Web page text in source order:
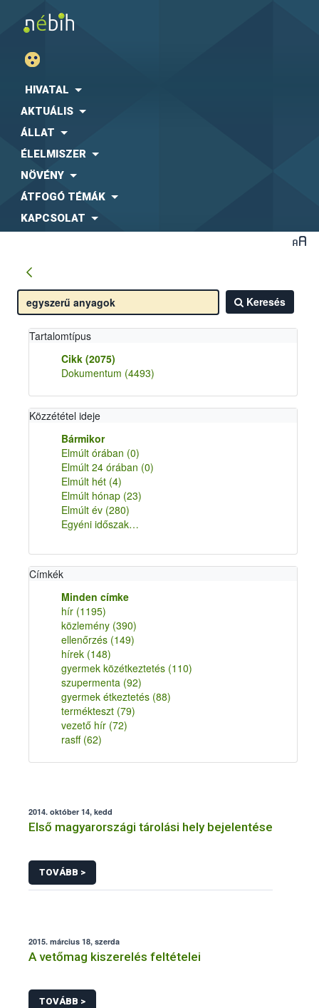
HIVATAL
AKTUÁLIS
ÁLLAT
ÉLELMISZER
NÖVÉNY
ÁTFOGÓ TÉMÁK
KAPCSOLAT
Keresés
Tartalomtípus
Cikk (2075)
Dokumentum (4493)
Közzététel ideje
Bármikor
Elmúlt órában (0)
Elmúlt 24 órában (0)
Elmúlt hét (4)
Elmúlt hónap (23)
Elmúlt év (280)
Egyéni időszak…
Címkék
Minden címke
hír (1195)
közlemény (390)
ellenőrzés (149)
hírek (148)
gyermek közétkeztetés (110)
szupermenta (92)
gyermek étkeztetés (88)
termékteszt (79)
vezető hír (72)
rasff (62)
2014. október 14, kedd
Első magyarországi tárolási hely bejelentése
TOVÁBB >
2015. március 18, szerda
A vetőmag kiszerelés feltételei
TOVÁBB >